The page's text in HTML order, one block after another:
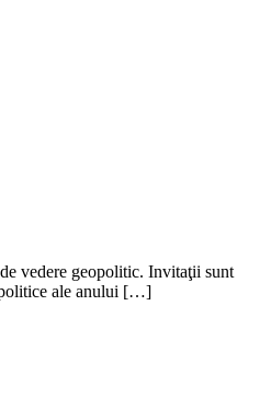
vedere geopolitic. Invitaţii sunt
ale anului […]